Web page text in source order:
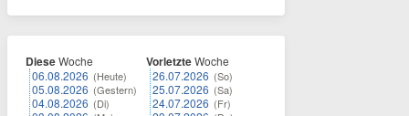
DieseWoche
06.08.2026 (Heute)
05.08.2026 (Gestern)
04.08.2026 (Di)
VorletzteWoche
26.07.2026 (So)
25.07.2026 (Sa)
24.07.2026 (Fr)